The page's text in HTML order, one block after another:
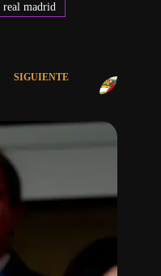
real madrid
SIGUIENTE